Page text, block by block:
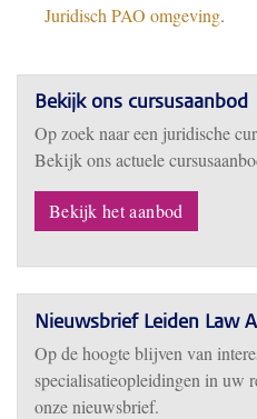
Juridisch PAO omgeving.
Bekijk ons cursusaanbod
Op zoek naar een juridische
Bekijk ons actuele
Bekijk het aanbod
Nieuwsbrief Leiden Law
Op de hoogte blijven van
specialisatieopleidingen in uw
onze nieuwsbrief.